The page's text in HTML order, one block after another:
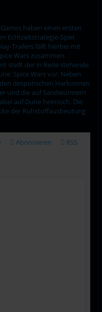
haben einen ersten
Echtzeitstrategie-Spiel
Trailers fällt hierbei mit
Wars zusammen.
stellt der in Rede stehende
Spice Wars vor. Neben
despotischen Harkonnen
und die auf Sandwürmern
auf Dune heimisch. Die
der Rohstoffausbeutung
Abonnieren RSS